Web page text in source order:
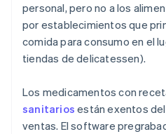
personal, pero no a los
por establecimientos que
comida para consumo en el
tiendas de delicatessen).
Los medicamentos con
sanitarios están exentos
ventas. El software